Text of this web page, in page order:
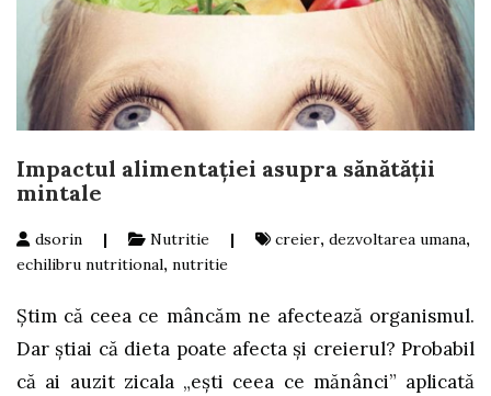
Impactul alimentației asupra sănătății
mintale
dsorin | Nutritie | creier, dezvoltarea umana,
echilibru nutritional, nutritie
Știm că ceea ce mâncăm ne afectează organismul.
Dar știai că dieta poate afecta și creierul? Probabil
că ai auzit zicala „ești ceea ce mănânci” aplicată